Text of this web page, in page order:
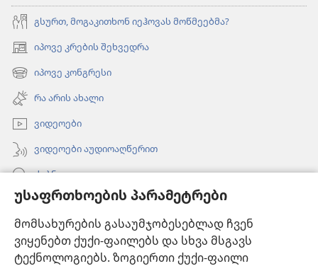
უსაფრთხოების პარამეტრები
მომსახურების გასაუმჯობესებლად ჩვენ
ვიყენებთ ქუქი-ფაილებს და სხვა მსგავს
ტექნოლოგიებს. ზოგიერთი ქუქი-ფაილი
გსურთ, მოგაკითხონ იეჰოვას მოწმეებმა?
იპოვე კრების შეხვედრა
(გაიხსნება
ახალი
ფანჯარა)
იპოვე კონგრესი
(გაიხსნება
ახალი
ფანჯარა)
რა არის ახალი
ვიდეოები
ვიდეოები აუდიოაღწერით
ძებნა
ინფორმაცია ექიმებისთვის
ინფორმაცია ოფიციალური პირებისთვის
დახმარება